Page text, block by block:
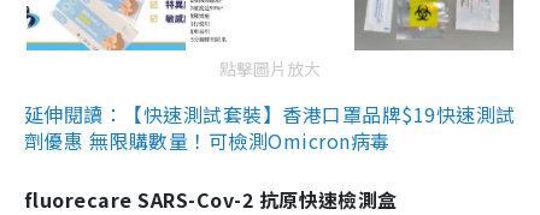
點擊圖片放大
延伸閱讀：【快速測試套裝】香港口罩品牌$19快速測試
劑優惠 無限購數量！可檢測Omicron病毒
fluorecare SARS-Cov-2 抗原快速檢測盒